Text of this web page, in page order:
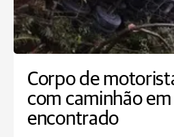
Corpo de
com caminhão
encontrado